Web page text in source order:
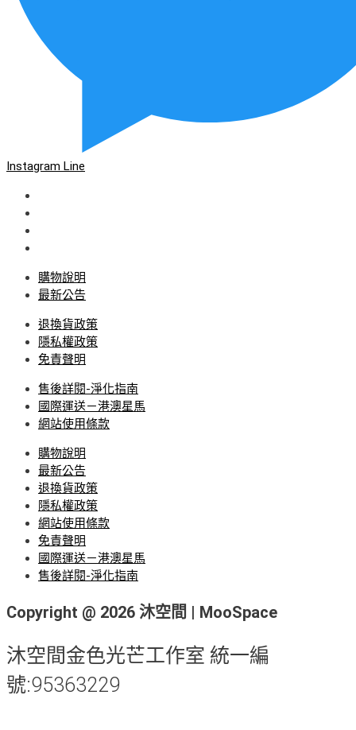
Instagram Line
購物說明
最新公告
退換貨政策
隱私權政策
免責聲明
售後詳閱-淨化指南
國際運送－港澳星馬
網站使用條款
購物說明
最新公告
退換貨政策
隱私權政策
網站使用條款
免責聲明
國際運送－港澳星馬
售後詳閱-淨化指南
Copyright @ 2026 沐空間 | MooSpace
沐空間金色光芒工作室 統一編
號:95363229